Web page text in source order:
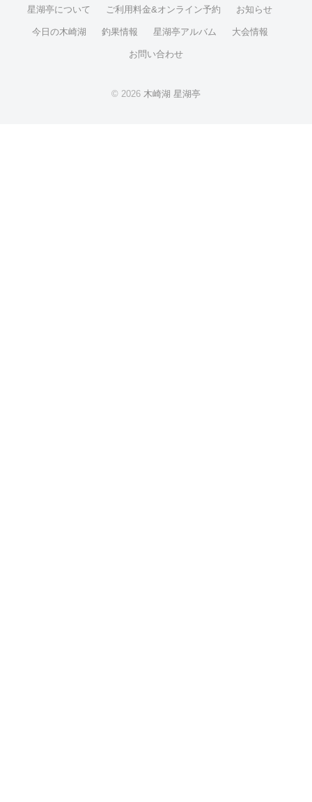
星湖亭について ご利用料金&オンライン予約 お知らせ
今日の木崎湖 釣果情報 星湖亭アルバム 大会情報
お問い合わせ
© 2026 木崎湖 星湖亭